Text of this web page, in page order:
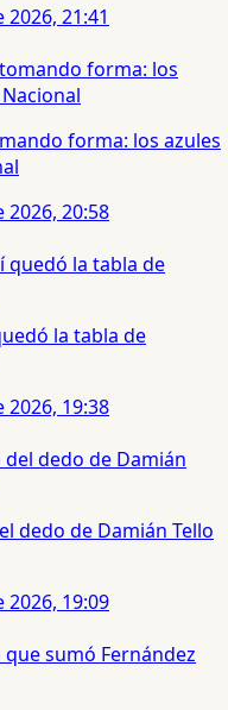
21:41
forma: los azules
20:58
la tabla de
19:38
dedo de Damián Tello
19:09